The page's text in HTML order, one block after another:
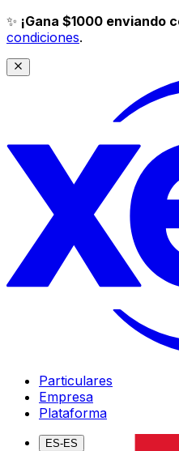
✨ ¡Gana $1000 enviando
condiciones.
Particulares
Empresa
Plataforma
ES-ES